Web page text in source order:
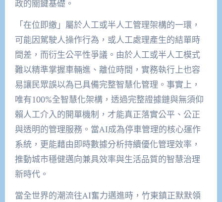
政的關鍵基礎。
「在位即繳」屬於人工或半人工管理架構的一環，
可能因駕駛人操作行為，或人工處理產生的結單時
間差，而衍生公平性爭議。由於人工或半人工模式
難以精準掌握車輛進、離位時間，實務執行上也容
易讓民眾誤以為已具備完整智慧化管理。事實上，
唯有100%全智慧化架構，透過完整證據鏈與無須仰
賴人工介入的開單機制，才能真正落實公平、公正
與透明的管理服務。當AI成為停車管理的核心運作
系統，更能藉由即時數據分析持續優化管理效率，
推動城市穩健邁向兼具效率與生活品質的智慧治理
新時代。
當全世界的潮流往AI奮力邁進時，竹東鎮正默默領